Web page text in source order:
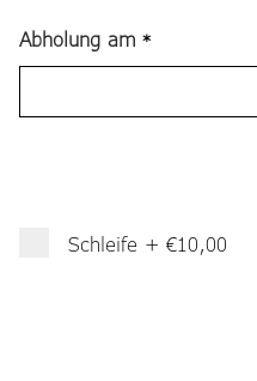
Abholung am *
Schleife + €10,00